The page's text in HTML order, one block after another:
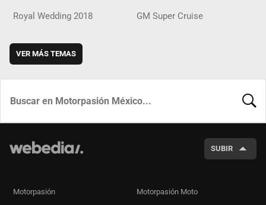
Royal Wedding 2018 GM Super Cruise
VER MÁS TEMAS
SUBIR
Motorpasión Motorpasión Moto